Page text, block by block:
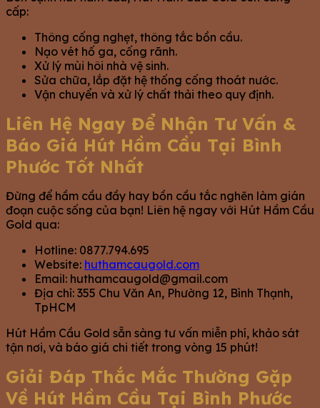
cấp:
Thông cống nghẹt, thông tắc bồn cầu.
Nạo vét hố ga, cống rãnh.
Xử lý mùi hôi nhà vệ sinh.
Sửa chữa, lắp đặt hệ thống cống thoát nước.
Vận chuyển và xử lý chất thải theo quy định.
Liên Hệ Ngay Để Nhận Tư Vấn &
Báo Giá Hút Hầm Cầu Tại Bình
Phước Tốt Nhất
Đừng để hầm cầu đầy hay bồn cầu tắc nghẽn làm gián
đoạn cuộc sống của bạn! Liên hệ ngay với Hút Hầm Cầu
Gold qua:
Hotline: 0877.794.695
Website: huthamcaugold.com
Email: huthamcaugold@gmail.com
Địa chỉ: 355 Chu Văn An, Phường 12, Bình Thạnh,
TpHCM
Hút Hầm Cầu Gold sẵn sàng tư vấn miễn phí, khảo sát
tận nơi, và báo giá chi tiết trong vòng 15 phút!
Giải Đáp Thắc Mắc Thường Gặp
Về Hút Hầm Cầu Tại Bình Phước